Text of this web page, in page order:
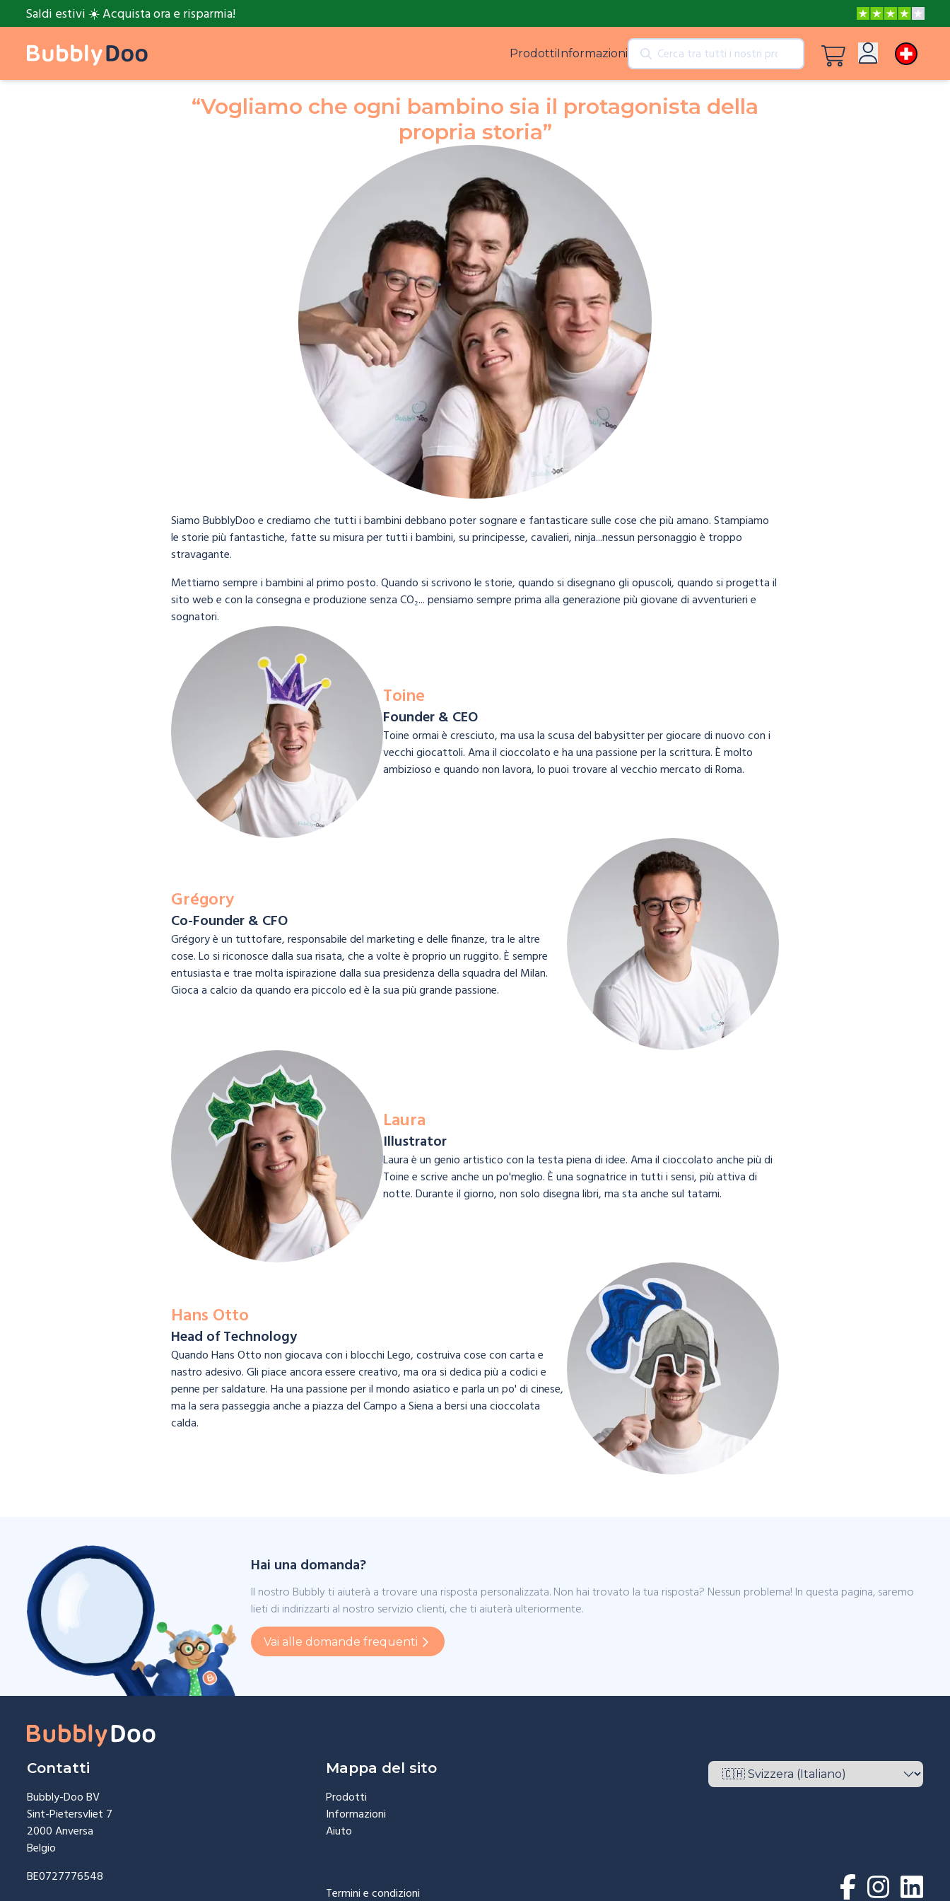
Saldi estivi ☀️ Acquista ora e risparmia!
ProdottiInformazioni
Prodotti
Le avventure di Peppa e Mamma Pig
“Vogliamo che ogni bambino sia il protagonista della
propria storia”
Siamo BubblyDoo e crediamo che tutti i bambini debbano poter sognare e fantasticare sulle cose che più amano. Stampiamo
le storie più fantastiche, fatte su misura per tutti i bambini, su principesse, cavalieri, ninja...nessun personaggio è troppo
stravagante.
Mettiamo sempre i bambini al primo posto. Quando si scrivono le storie, quando si disegnano gli opuscoli, quando si progetta il
sito web e con la consegna e produzione senza CO₂... pensiamo sempre prima alla generazione più giovane di avventurieri e
sognatori.
Toine
Founder & CEO
Toine ormai è cresciuto, ma usa la scusa del babysitter per giocare di nuovo con i
vecchi giocattoli. Ama il cioccolato e ha una passione per la scrittura. È molto
ambizioso e quando non lavora, lo puoi trovare al vecchio mercato di Roma.
Grégory
Co-Founder & CFO
Grégory è un tuttofare, responsabile del marketing e delle finanze, tra le altre
cose. Lo si riconosce dalla sua risata, che a volte è proprio un ruggito. È sempre
entusiasta e trae molta ispirazione dalla sua presidenza della squadra del Milan.
Gioca a calcio da quando era piccolo ed è la sua più grande passione.
Laura
Illustrator
Laura è un genio artistico con la testa piena di idee. Ama il cioccolato anche più di
Toine e scrive anche un po'meglio. È una sognatrice in tutti i sensi, più attiva di
notte. Durante il giorno, non solo disegna libri, ma sta anche sul tatami.
Hans Otto
Head of Technology
Quando Hans Otto non giocava con i blocchi Lego, costruiva cose con carta e
nastro adesivo. Gli piace ancora essere creativo, ma ora si dedica più a codici e
penne per saldature. Ha una passione per il mondo asiatico e parla un po' di cinese,
ma la sera passeggia anche a piazza del Campo a Siena a bersi una cioccolata
calda.
Hai una domanda?
Il nostro Bubbly ti aiuterà a trovare una risposta personalizzata. Non hai trovato la tua risposta? Nessun problema! In questa pagina, saremo
lieti di indirizzarti al nostro servizio clienti, che ti aiuterà ulteriormente.
Vai alle domande frequenti
Contatti
Bubbly-Doo BV
Sint-Pietersvliet 7
2000 Anversa
Belgio
BE0727776548
Mappa del sito
Prodotti
Informazioni
Aiuto
Termini e condizioni